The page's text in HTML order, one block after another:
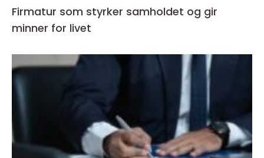
Firmatur som styrker samholdet og gir
minner for livet